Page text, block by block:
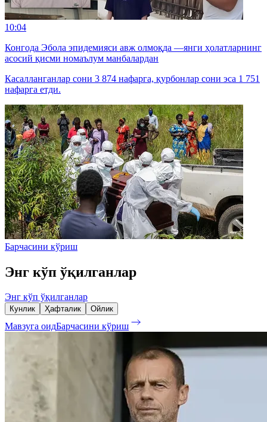
10:04
Конгода Эбола эпидемияси авж олмоқда —янги ҳолатларнинг
асосий қисми номаълум манбалардан
Касалланганлар сони 3 874 нафарга, қурбонлар сони эса 1 751
нафарга етди.
Барчасини кўриш
Энг кўп ўқилганлар
Энг кўп ўқилганлар
Кунлик Ҳафталик Ойлик
Мавзуга оидБарчасини кўриш